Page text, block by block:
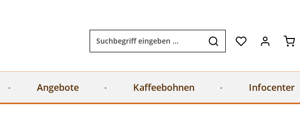
Angebote Kaffeebohnen Infocenter